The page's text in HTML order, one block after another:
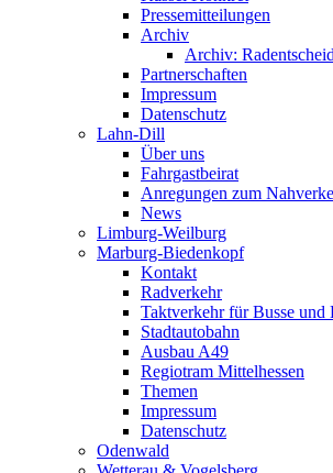
Pressemitteilungen
Archiv
Archiv:
Partnerschaften
Impressum
Datenschutz
Lahn-Dill
Über uns
Fahrgastbeirat
Anregungen zum
News
Limburg-Weilburg
Marburg-Biedenkopf
Kontakt
Radverkehr
Taktverkehr für Busse und
Stadtautobahn
Ausbau A49
Regiotram Mittelhessen
Themen
Impressum
Datenschutz
Odenwald